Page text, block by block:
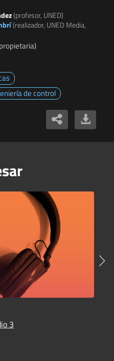
(profesor, UNED)
(realizador, UNED Media,
de control
3